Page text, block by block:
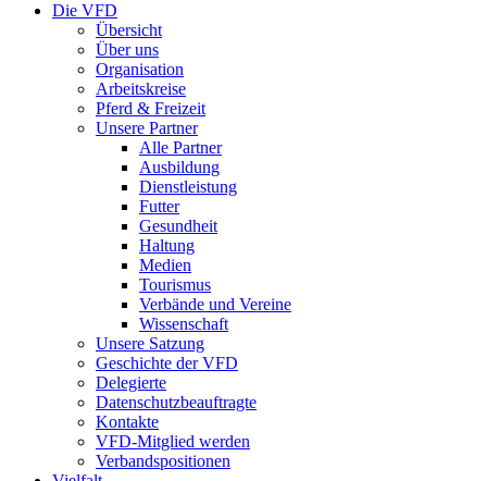
Die VFD
Übersicht
Über uns
Organisation
Arbeitskreise
Pferd & Freizeit
Unsere Partner
Alle Partner
Ausbildung
Dienstleistung
Futter
Gesundheit
Haltung
Medien
Tourismus
Verbände und Vereine
Wissenschaft
Unsere Satzung
Geschichte der VFD
Delegierte
Datenschutzbeauftragte
Kontakte
VFD-Mitglied werden
Verbandspositionen